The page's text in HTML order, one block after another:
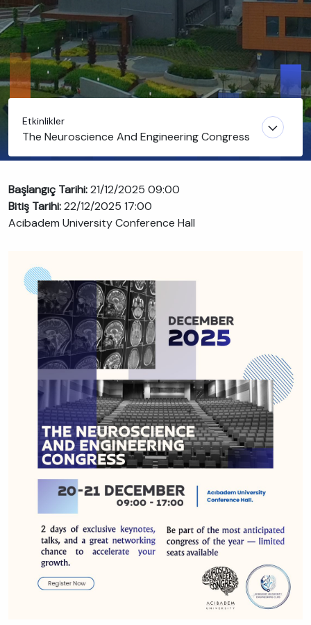
Etkinlikler
The Neuroscience And Engineering Congress
Başlangıç Tarihi:21/12/2025 09:00
Bitiş Tarihi:22/12/2025 17:00
Acibadem University Conference Hall